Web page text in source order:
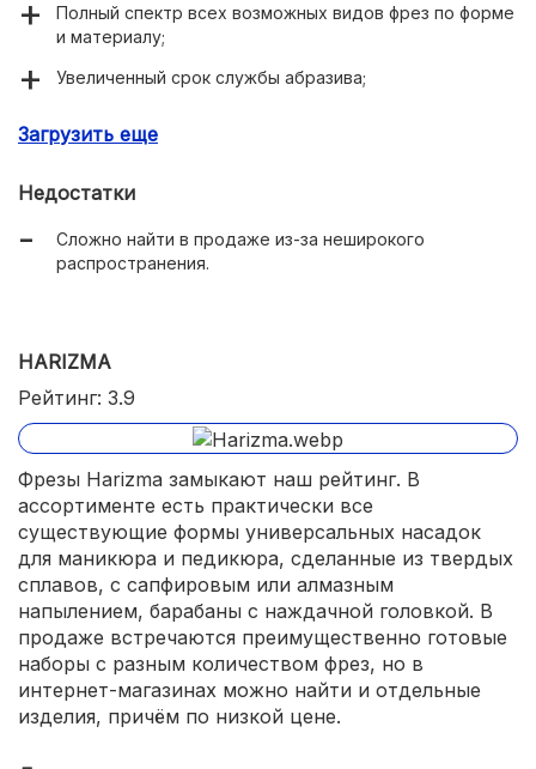
Полный спектр всех возможных видов фрез по форме
и материалу;
Увеличенный срок службы абразива;
Загрузить еще
Недостатки
Сложно найти в продаже из-за неширокого
распространения.
HARIZMA
Рейтинг: 3.9
Фрезы Harizma замыкают наш рейтинг. В
ассортименте есть практически все
существующие формы универсальных насадок
для маникюра и педикюра, сделанные из твердых
сплавов, с сапфировым или алмазным
напылением, барабаны с наждачной головкой. В
продаже встречаются преимущественно готовые
наборы с разным количеством фрез, но в
интернет-магазинах можно найти и отдельные
изделия, причём по низкой цене.